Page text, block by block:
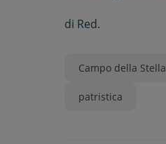
di Red.
Campo della Stella
patristica